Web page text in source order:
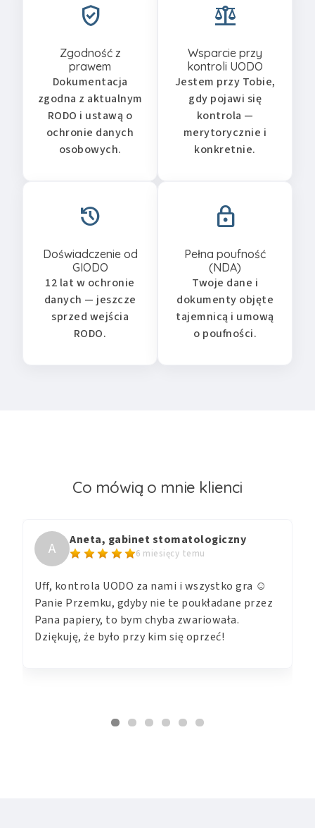
verified_user
Zgodność z
prawem
Dokumentacja
zgodna z aktualnym
RODO i ustawą o
ochronie danych
osobowych.
balance
Wsparcie przy
kontroli UODO
Jestem przy Tobie,
gdy pojawi się
kontrola —
merytorycznie i
konkretnie.
history
Doświadczenie od
GIODO
12 lat w ochronie
danych — jeszcze
sprzed wejścia
RODO.
lock
Pełna poufność
(NDA)
Twoje dane i
dokumenty objęte
tajemnicą i umową
o poufności.
Co mówią o mnie klienci
A Aneta, gabinet stomatologiczny
6 miesięcy temu
Uff, kontrola UODO za nami i wszystko gra ☺️
Panie Przemku, gdyby nie te poukładane przez
Pana papiery, to bym chyba zwariowała.
Dziękuję, że było przy kim się oprzeć!